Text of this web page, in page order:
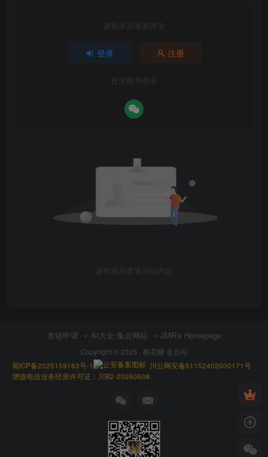
请登录后发表评论
登录 注册
社交账号登录
请登录后查看评论内容
友链申请 AI大全 集合网站 JMR's Homepage
Copyright © 2025 · 棉花糖 会员站
蜀ICP备2025159183号-1
川公网安备51152402000171号
增值电信业务经营许可证：川B2-20260508